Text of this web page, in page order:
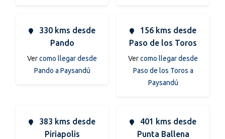
330 kms desde
Pando
Vercomo llegar desde
Pando a Paysandú
156 kms desde
Paso de los Toros
Vercomo llegar desde
Paso de los Toros a
Paysandú
383 kms desde
Piriapolis
401 kms desde
Punta Ballena